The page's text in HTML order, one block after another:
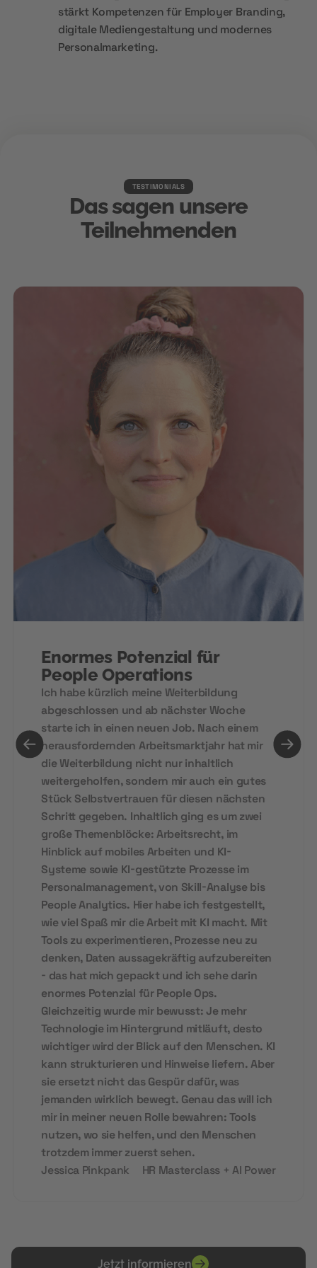
stärkt Kompetenzen für Employer Branding,
digitale Mediengestaltung und modernes
Personalmarketing.
TESTIMONIALS
Das sagen unsere
Teilnehmenden
Enormes Potenzial für
People Operations
Ich habe kürzlich meine Weiterbildung
abgeschlossen und ab nächster Woche
starte ich in einen neuen Job. Nach einem
herausfordernden Arbeitsmarktjahr hat mir
die Weiterbildung nicht nur inhaltlich
weitergeholfen, sondern mir auch ein gutes
Stück Selbstvertrauen für diesen nächsten
Schritt gegeben. Inhaltlich ging es um zwei
große Themenblöcke: Arbeitsrecht, im
Hinblick auf mobiles Arbeiten und KI-
Systeme sowie KI-gestützte Prozesse im
Personalmanagement, von Skill-Analyse bis
People Analytics. Hier habe ich festgestellt,
wie viel Spaß mir die Arbeit mit KI macht. Mit
Tools zu experimentieren, Prozesse neu zu
denken, Daten aussagekräftig aufzubereiten
- das hat mich gepackt und ich sehe darin
enormes Potenzial für People Ops.
Gleichzeitig wurde mir bewusst: Je mehr
Technologie im Hintergrund mitläuft, desto
wichtiger wird der Blick auf den Menschen. KI
kann strukturieren und Hinweise liefern. Aber
sie ersetzt nicht das Gespür dafür, was
jemanden wirklich bewegt. Genau das will ich
mir in meiner neuen Rolle bewahren: Tools
nutzen, wo sie helfen, und den Menschen
trotzdem immer zuerst sehen.
Jessica Pinkpank
HR Masterclass + AI Power
Jetzt informieren